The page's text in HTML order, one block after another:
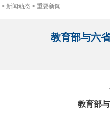
> 新闻动态 > 重要新闻
教育部与六
教育部